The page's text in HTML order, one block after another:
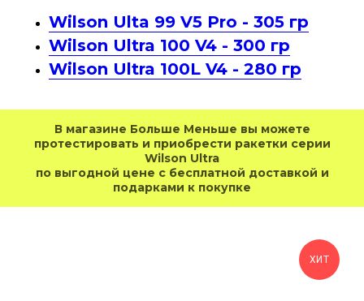
Wilson Ulta 99 V5 Pro - 305 гр
Wilson Ultra 100 V4 - 300 гр
Wilson Ultra 100L V4 - 280 гр
В магазине Больше Меньше вы можете
протестировать и приобрести ракетки серии
Wilson Ultra
по выгодной цене с бесплатной доставкой и
подарками к покупке
ХИТ